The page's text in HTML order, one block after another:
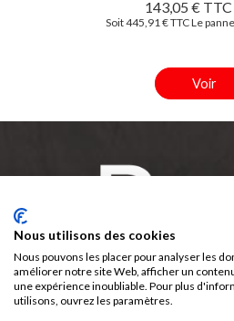
143,05 €
Soit 445,91 € TTC Le
Voir
Nous utilisons des cookies
Nous pouvons les placer pour analyser les
améliorer notre site Web, afficher un
une expérience inoubliable. Pour plus
utilisons, ouvrez les paramètres.